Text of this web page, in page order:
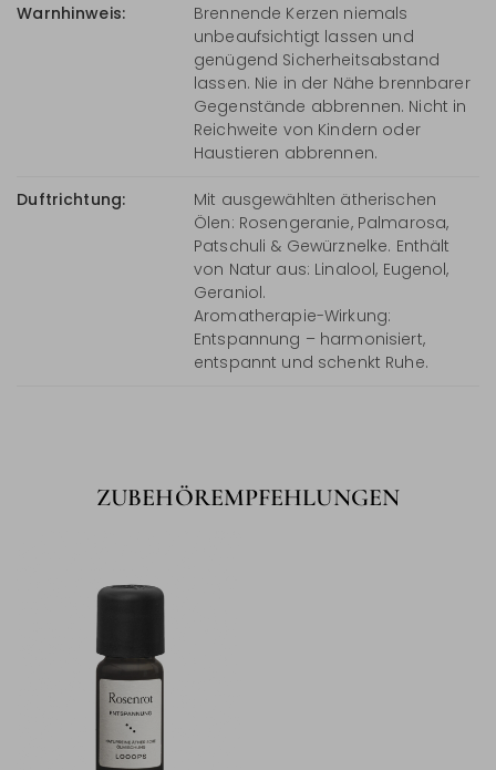
Warnhinweis:
Brennende Kerzen niemals
unbeaufsichtigt lassen und
genügend Sicherheitsabstand
lassen. Nie in der Nähe brennbarer
Gegenstände abbrennen. Nicht in
Reichweite von Kindern oder
Haustieren abbrennen.
Duftrichtung:
Mit ausgewählten ätherischen
Ölen: Rosengeranie, Palmarosa,
Patschuli & Gewürznelke. Enthält
von Natur aus: Linalool, Eugenol,
Geraniol.
Aromatherapie-Wirkung:
Entspannung – harmonisiert,
entspannt und schenkt Ruhe.
ZUBEHÖREMPFEHLUNGEN